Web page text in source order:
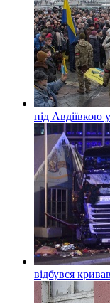
під Авдіївкою
відбувся